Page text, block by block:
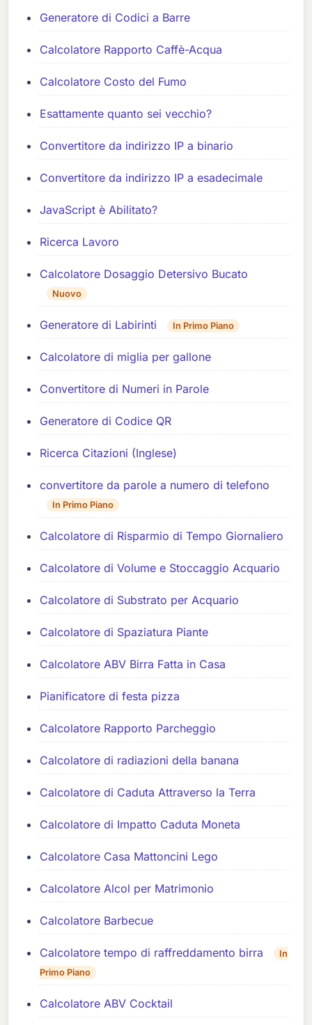
Generatore di Codici a Barre
Calcolatore Rapporto Caffè-Acqua
Calcolatore Costo del Fumo
Esattamente quanto sei vecchio?
Convertitore da indirizzo IP a binario
Convertitore da indirizzo IP a esadecimale
JavaScript è Abilitato?
Ricerca Lavoro
Calcolatore Dosaggio Detersivo Bucato
Nuovo
Generatore di Labirinti In Primo Piano
Calcolatore di miglia per gallone
Convertitore di Numeri in Parole
Generatore di Codice QR
Ricerca Citazioni (Inglese)
convertitore da parole a numero di telefono
In Primo Piano
Calcolatore di Risparmio di Tempo Giornaliero
Calcolatore di Volume e Stoccaggio Acquario
Calcolatore di Substrato per Acquario
Calcolatore di Spaziatura Piante
Calcolatore ABV Birra Fatta in Casa
Pianificatore di festa pizza
Calcolatore Rapporto Parcheggio
Calcolatore di radiazioni della banana
Calcolatore di Caduta Attraverso la Terra
Calcolatore di Impatto Caduta Moneta
Calcolatore Casa Mattoncini Lego
Calcolatore Alcol per Matrimonio
Calcolatore Barbecue
Calcolatore tempo di raffreddamento birra
In
Primo Piano
Calcolatore ABV Cocktail